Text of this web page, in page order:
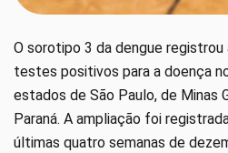
O sorotipo 3 da dengue
testes positivos para a doença
estados de São Paulo, de Minas
Paraná. A ampliação foi
últimas quatro semanas de